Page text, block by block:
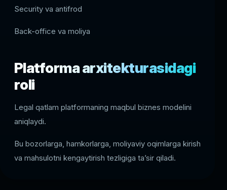
Security va antifrod
Back-office va moliya
Platforma arxitekturasidagi
roli
Legal qatlam platformaning maqbul biznes modelini
aniqlaydi.
Bu bozorlarga, hamkorlarga, moliyaviy oqimlarga kirish
va mahsulotni kengaytirish tezligiga ta’sir qiladi.